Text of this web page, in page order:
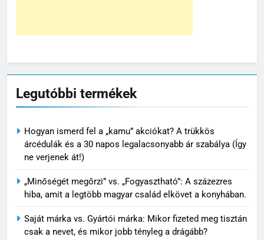
Legutóbbi termékek
Hogyan ismerd fel a „kamu” akciókat? A trükkös
árcédulák és a 30 napos legalacsonyabb ár szabálya (Így
ne verjenek át!)
„Minőségét megőrzi” vs. „Fogyasztható”: A százezres
hiba, amit a legtöbb magyar család elkövet a konyhában.
Saját márka vs. Gyártói márka: Mikor fizeted meg tisztán
csak a nevet, és mikor jobb tényleg a drágább?